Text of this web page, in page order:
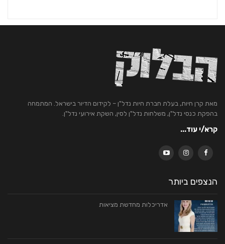
מאת קרן חיות, בעלת חברת חיות נדל"ן – לקידום הדיור בישראל. המתמחה
בהפקת כנסי נדל"ן, משלחות נדל"ן לסין, השקת אירועי נדל"ן.
קרא/י עוד...
הנצפים ביותר
אדריכלות מחדשת מציאות